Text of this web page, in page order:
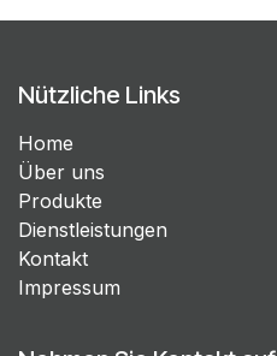
Nützliche Links
Home
Über uns
Produkte
Dienstleistungen
Kontakt
Impressum